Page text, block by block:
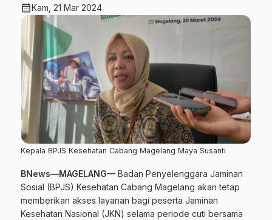
calendar_monthKam, 21 Mar 2024
Kepala BPJS Kesehatan Cabang Magelang Maya Susanti
BNews—MAGELANG— Badan Penyelenggara Jaminan
Sosial (BPJS) Kesehatan Cabang Magelang akan tetap
memberikan akses layanan bagi peserta Jaminan
Kesehatan Nasional (JKN) selama periode cuti bersama